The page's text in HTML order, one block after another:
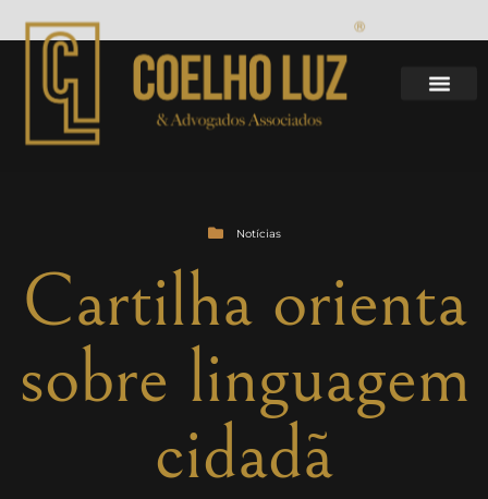
Notícias
Cartilha orienta
sobre linguagem
cidadã